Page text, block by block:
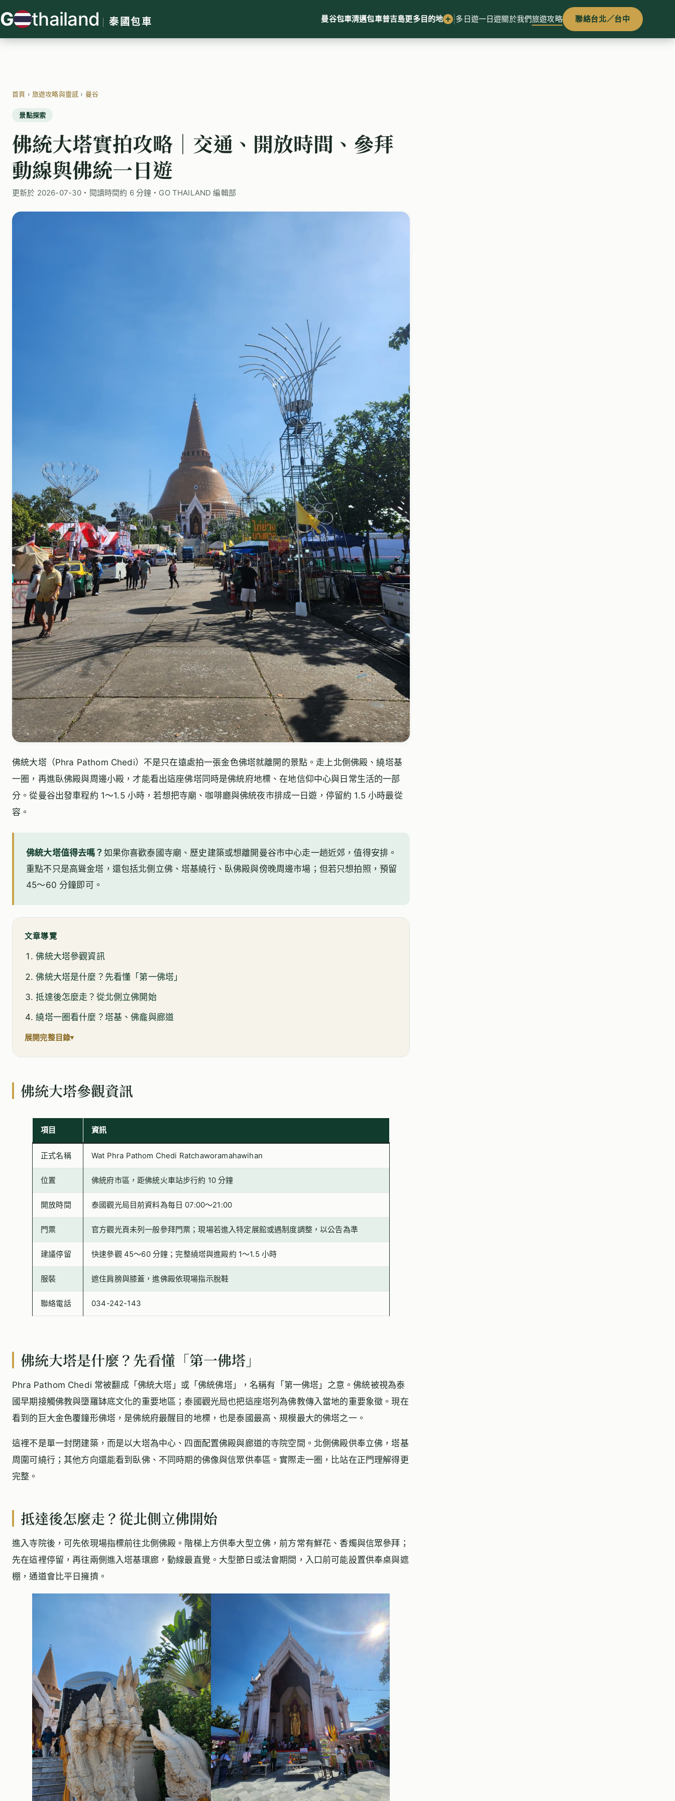
至
主
G thailand 泰國包車 曼谷包車清邁包車普吉島更多目的地 多日遊一日遊關於我們旅遊攻略 聯絡台北／台中
首頁 › 旅遊攻略與靈感 › 曼谷
景點探索
佛統大塔實拍攻略｜交通、開放時間、參拜
動線與佛統一日遊
更新於 2026-07-30・閱讀時間約 6 分鐘・GO THAILAND 編輯部
佛統大塔（Phra Pathom Chedi）不是只在遠處拍一張金色佛塔就離開的景點。走上北側佛殿、繞塔基
一圈，再進臥佛殿與周邊小殿，才能看出這座佛塔同時是佛統府地標、在地信仰中心與日常生活的一部
分。從曼谷出發車程約 1～1.5 小時，若想把寺廟、咖啡廳與佛統夜市排成一日遊，停留約 1.5 小時最從
容。
佛統大塔值得去嗎？ 如果你喜歡泰國寺廟、歷史建築或想離開曼谷市中心走一趟近郊，值得安排。
重點不只是高聳金塔，還包括北側立佛、塔基繞行、臥佛殿與傍晚周邊市場；但若只想拍照，預留
45～60 分鐘即可。
文章導覽
佛統大塔參觀資訊
佛統大塔是什麼？先看懂「第一佛塔」
抵達後怎麼走？從北側立佛開始
繞塔一圈看什麼？塔基、佛龕與廊道
展開完整目錄
佛統大塔參觀資訊
項目 資訊
正式名稱 Wat Phra Pathom Chedi Ratchaworamahawihan
位置 佛統府市區，距佛統火車站步行約 10 分鐘
開放時間 泰國觀光局目前資料為每日 07:00～21:00
門票 官方觀光頁未列一般參拜門票；現場若進入特定展館或遇制度調整，以公告為準
建議停留 快速參觀 45～60 分鐘；完整繞塔與進殿約 1～1.5 小時
服裝 遮住肩膀與膝蓋，進佛殿依現場指示脫鞋
聯絡電話 034-242-143
佛統大塔是什麼？先看懂「第一佛塔」
Phra Pathom Chedi 常被翻成「佛統大塔」或「佛統佛塔」，名稱有「第一佛塔」之意。佛統被視為泰
國早期接觸佛教與墮羅缽底文化的重要地區；泰國觀光局也把這座塔列為佛教傳入當地的重要象徵。現在
看到的巨大金色覆鐘形佛塔，是佛統府最醒目的地標，也是泰國最高、規模最大的佛塔之一。
這裡不是單一封閉建築，而是以大塔為中心、四面配置佛殿與廊道的寺院空間。北側佛殿供奉立佛，塔基
周圍可繞行；其他方向還能看到臥佛、不同時期的佛像與信眾供奉區。實際走一圈，比站在正門理解得更
完整。
抵達後怎麼走？從北側立佛開始
進入寺院後，可先依現場指標前往北側佛殿。階梯上方供奉大型立佛，前方常有鮮花、香燭與信眾參拜；
先在這裡停留，再往兩側進入塔基環廊，動線最直覺。大型節日或法會期間，入口前可能設置供奉桌與遮
棚，通道會比平日擁擠。